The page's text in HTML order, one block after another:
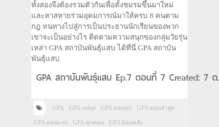
ทั้งสองจึงต้องรวมตัวกันเพื่อตั้งชมรมขึ้นมาใหม่
และหาสหายร่วมอุดมการณ์มาให้ครบ 8 คนตาม
กฎ หนทางไปสู่การเป็นประธานนักเรียนของพวก
เขาจะเป็นอย่างไร ติดตามความสนุกของกลุ่มวัยรุ่น
เหล่า GPA สถาบันพันธุ์แสบ ได้ที่นี่ GPA สถาบัน
พันธุ์แสบ
GPA สถาบันพันธุ์แสบ Ep.7 ตอนที่ 7 Created: 7 ต
GPA GPA online GPA ตอนจบ GPA ตอนล่าสุด
GPA ตอนแรก GPA ทุกตอน GPA ย้อนหลัง